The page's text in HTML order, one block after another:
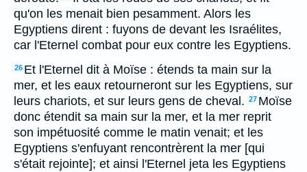
qu'on les menait bien pesamment. Alors les
Egyptiens dirent : fuyons de devant les Israélites,
car l'Eternel combat pour eux contre les Egyptiens.
26 Et l'Eternel dit à Moïse : étends ta main sur la
mer, et les eaux retourneront sur les Egyptiens, sur
leurs chariots, et sur leurs gens de cheval. 27 Moïse
donc étendit sa main sur la mer, et la mer reprit
son impétuosité comme le matin venait; et les
Egyptiens s'enfuyant rencontrèrent la mer [qui
s'était rejointe]; et ainsi l'Eternel jeta les Egyptiens